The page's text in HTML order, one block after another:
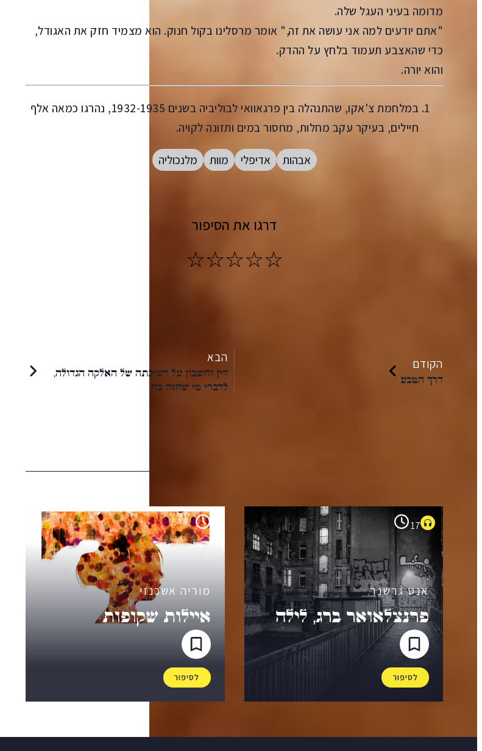
מדומה בעיני העגל שלה.
"אתם יודעים למה אני עושה את זה," אומר מרסלינו בקול חנוק. הוא מצמיד חזק את האגודל,
כדי שהאצבע תעמוד בלחץ על ההדק.
והוא יורה.
במלחמת צ'אקו, שהתנהלה בין פרגאוואי לבוליביה בשנים 1932-1935, נהרגו כמאה אלף
חיילים, בעיקר עקב מחלות, מחסור במים ותזונה לקויה.
אבהות אדיפלי מוות מלנכוליה
דרגו את הסיפור
הקודם
דרך הטבע
הבא
דין וחשבון על דעיכתה של האלקה הגדולה,
לדברי מי שחזה בה
17
אנט גרשנר
פרנצלאואר ברג, לילה
לסיפור
מוריה אשכנזי
איילות שקופות
לסיפור